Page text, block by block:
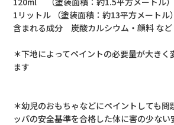
1リットル （塗装面積：約13平方メートル）
含まれる成分 炭酸カルシウム・顔料 など
＊下地によってペイントの必要量が大きく
ます
＊幼児のおもちゃなどにペイントしても問
ッパの安全基準を合格した体に害の少ない